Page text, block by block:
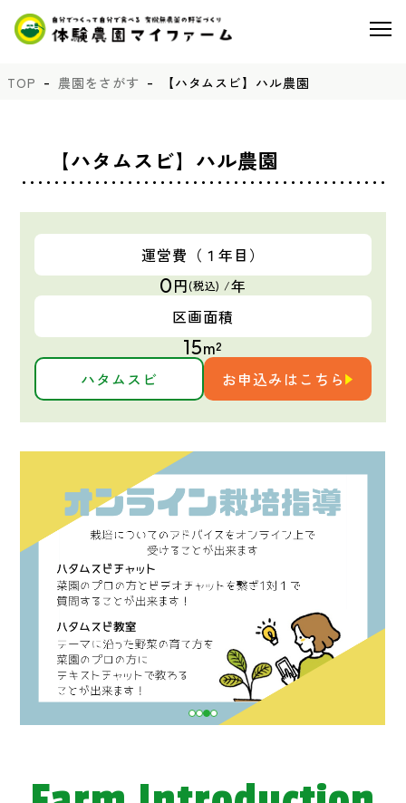
TOP 農園をさがす 【ハタムスビ】ハル農園
【ハタムスビ】ハル農園
運営費 （１年目）
0円(税込) /年
区画面積
15m²
ハタムスビ お申込みはこちら